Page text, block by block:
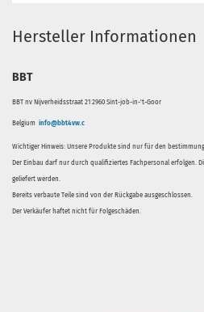
Hersteller Informationen
BBT
BBT nv Nijverheidsstraat 21 2960 Sint-job-in-'t-Goor
Belgium info@bbt4vw.c
Wichtiger Hinweis: Unsere Produkte sind nur für den
Der Einbau darf nur durch qualifiziertes Fachpersonal erfolgen.
geliefert werden.
Bereits verbaute Teile sind von der Rückgabe ausgeschlossen.
Der Verkäufer haftet nicht für Folgeschäden.